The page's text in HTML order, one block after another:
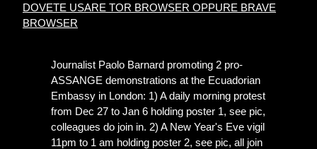
DOVETE USARE TOR BROWSER OPPURE BRAVE
BROWSER
Journalist Paolo Barnard promoting 2 pro-
ASSANGE demonstrations at the Ecuadorian
Embassy in London: 1) A daily morning protest
from Dec 27 to Jan 6 holding poster 1, see pic,
colleagues do join in. 2) A New Year's Eve vigil
11pm to 1 am holding poster 2, see pic, all join